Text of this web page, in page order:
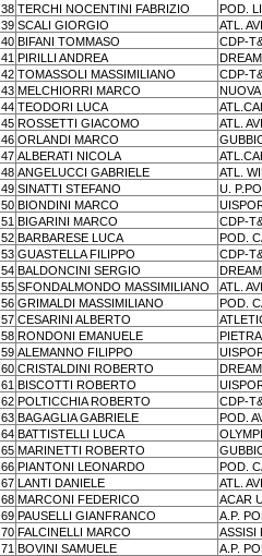
38 TERCHI NOCENTINI FABRIZIO
POD.
39 SCALI GIORGIO
ATL.
40 BIFANI TOMMASO
CDP-
41 PIRILLI ANDREA
42 TOMASSOLI MASSIMILIANO
CDP-
43 MELCHIORRI MARCO
44 TEODORI LUCA
45 ROSSETTI GIACOMO
ATL.
46 ORLANDI MARCO
47 ALBERATI NICOLA
48 ANGELUCCI GABRIELE
ATL.
49 SINATTI STEFANO
U.
50 BIONDINI MARCO
51 BIGARINI MARCO
CDP-
52 BARBARESE LUCA
POD.
53 GUASTELLA FILIPPO
CDP-
54 BALDONCINI SERGIO
55 SFONDALMONDO MASSIMILIANO
ATL.
56 GRIMALDI MASSIMILIANO
POD.
57 CESARINI ALBERTO
58 RONDONI EMANUELE
59 ALEMANNO FILIPPO
60 CRISTALDINI ROBERTO
61 BISCOTTI ROBERTO
62 POLTICCHIA ROBERTO
CDP-
63 BAGAGLIA GABRIELE
POD.
64 BATTISTELLI LUCA
65 MARINETTI ROBERTO
66 PIANTONI LEONARDO
POD.
67 LANTI DANIELE
ATL.
68 MARCONI FEDERICO
ACAR
69 PAUSELLI GIANFRANCO
A.P.
70 FALCINELLI MARCO
ASSISI
71 BOVINI SAMUELE
A.P.